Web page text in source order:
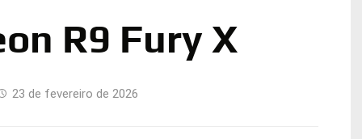
R9 Fury X
23 de fevereiro de 2026